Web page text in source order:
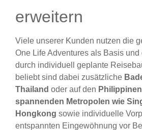
erweitern
Viele unserer Kunden nutzen die
One Life Adventures als Basis
durch individuell geplante
beliebt sind dabei zusätzliche
Thailand oder auf den Philippinen
spannenden Metropolen wie
Hongkong sowie individuelle
entspannten Eingewöhnung vor